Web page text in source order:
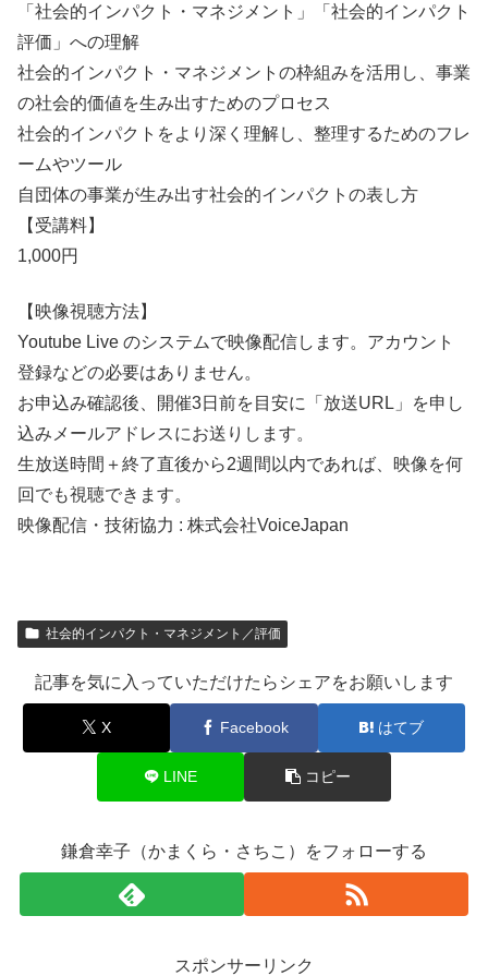
「社会的インパクト・マネジメント」「社会的インパクト
評価」への理解
社会的インパクト・マネジメントの枠組みを活用し、事業
の社会的価値を生み出すためのプロセス
社会的インパクトをより深く理解し、整理するためのフレ
ームやツール
自団体の事業が生み出す社会的インパクトの表し方
【受講料】
1,000円
【映像視聴方法】
Youtube Live のシステムで映像配信します。アカウント
登録などの必要はありません。
お申込み確認後、開催3日前を目安に「放送URL」を申し
込みメールアドレスにお送りします。
生放送時間＋終了直後から2週間以内であれば、映像を何
回でも視聴できます。
映像配信・技術協力 : 株式会社VoiceJapan
社会的インパクト・マネジメント／評価
記事を気に入っていただけたらシェアをお願いします
X Facebook はてブ
LINE コピー
鎌倉幸子（かまくら・さちこ）をフォローする
スポンサーリンク